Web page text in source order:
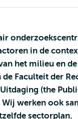
in de
het milieu en
Faculteit der
(the
werken ook
sectorplan.